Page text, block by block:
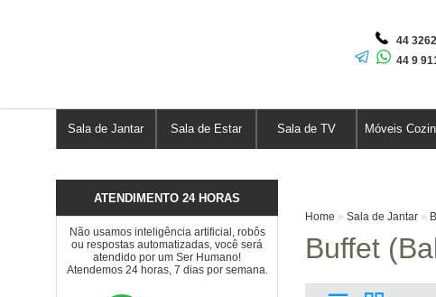
44
44 9
Sala de Jantar Sala de Estar Sala de TV Móveis
ATENDIMENTO 24 HORAS
Não usamos inteligência artificial, robôs
ou respostas automatizadas, você será
atendido por um Ser Humano!
Atendemos 24 horas, 7 dias por semana.
Home » Sala de Jantar »
Buffet